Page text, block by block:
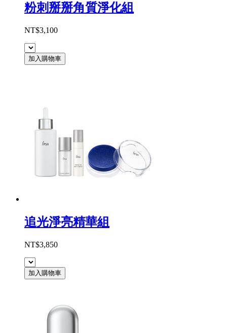
粉刺掰掰角質淨化組
NT$3,100
加入購物車
追光淨亮精華組
NT$3,850
加入購物車